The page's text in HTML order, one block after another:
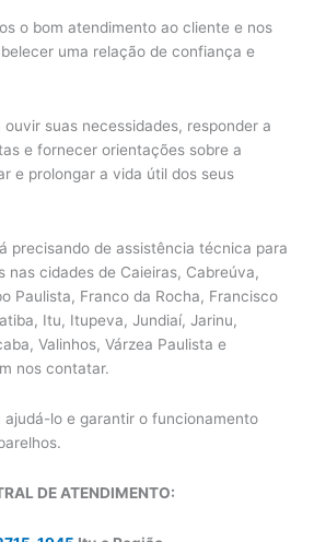
o bom atendimento ao cliente e nos
uma relação de confiança e
suas necessidades, responder a
e fornecer orientações sobre a
e prolongar a vida útil dos seus
precisando de assistência técnica para
nas cidades de Caieiras, Cabreúva,
Paulista, Franco da Rocha, Francisco
Itu, Itupeva, Jundiaí, Jarinu,
Valinhos, Várzea Paulista e
nos contatar.
ajudá-lo e garantir o funcionamento
DE ATENDIMENTO: